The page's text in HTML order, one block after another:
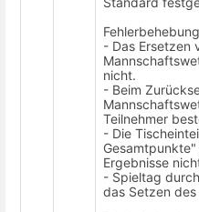
- Das Ersetzen
nicht.
- Beim
Teilnehmer
- Die
Ergebnisse
- Spieltag
das Setzen